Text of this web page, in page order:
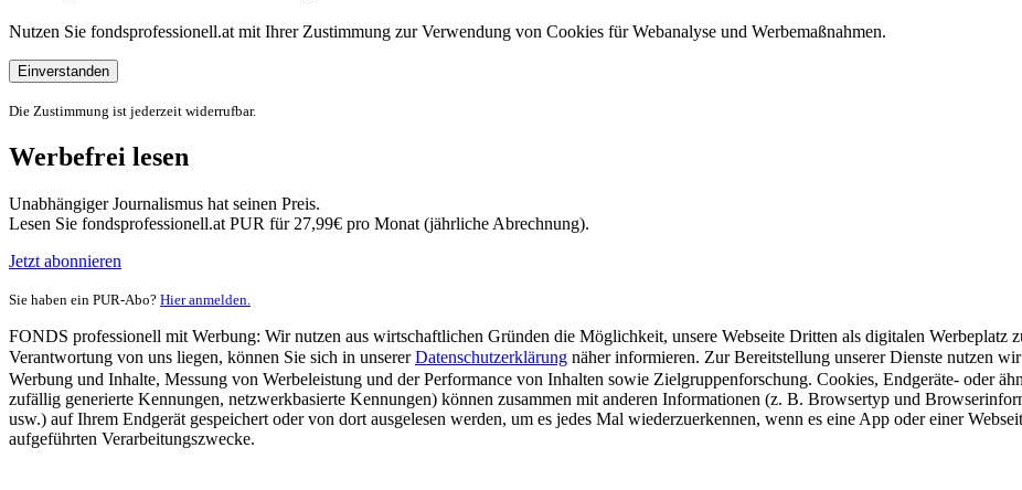
Nutzen Sie fondsprofessionell.at mit Ihrer Zustimmung zur Verwendung von Cookies für Webanalyse und Werbemaßnahmen.
Einverstanden
Die Zustimmung ist jederzeit widerrufbar.
Werbefrei lesen
Unabhängiger Journalismus hat seinen Preis.
Lesen Sie fondsprofessionell.at PUR für 27,99€ pro Monat (jährliche Abrechnung).
Jetzt abonnieren
Sie haben ein PUR-Abo? Hier anmelden.
FONDS professionell mit Werbung: Wir nutzen aus wirtschaftlichen Gründen die Möglichkeit, unsere Webseite Dritten als digitalen Werbeplatz
Verantwortung von uns liegen, können Sie sich in unsererDatenschutzerklärung näher informieren. Zur Bereitstellung unserer Dienste nutzen
Werbung und Inhalte, Messung von Werbeleistung und der Performance von Inhalten sowie Zielgruppenforschung. Cookies, Endgeräte- oder
zufällig generierte Kennungen, netzwerkbasierte Kennungen) können zusammen mit anderen Informationen (z. B. Browsertyp und
usw.) auf Ihrem Endgerät gespeichert oder von dort ausgelesen werden, um es jedes Mal wiederzuerkennen, wenn es eine App oder einer
aufgeführten Verarbeitungszwecke.